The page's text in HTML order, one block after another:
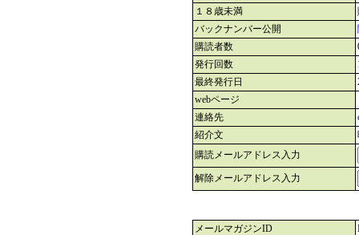
１８歳未満
バックナンバー公開
購読者数
発行回数
最終発行日
webページ
連絡先
紹介文
購読メールアドレス入力
解除メールアドレス入力
メールマガジンID